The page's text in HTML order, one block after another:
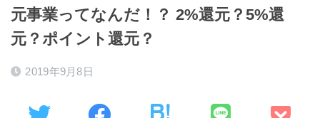
元事業ってなんだ！？ 2%還元？5%還
元？ポイント還元？
2019年9月8日